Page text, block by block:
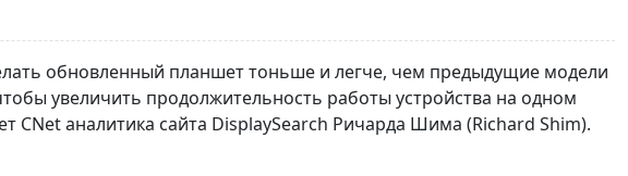
обновленный планшет тоньше и легче, чем предыдущие модели
увеличить продолжительность работы устройства на одном
CNet аналитика сайта DisplaySearch Ричарда Шима (Richard Shim).